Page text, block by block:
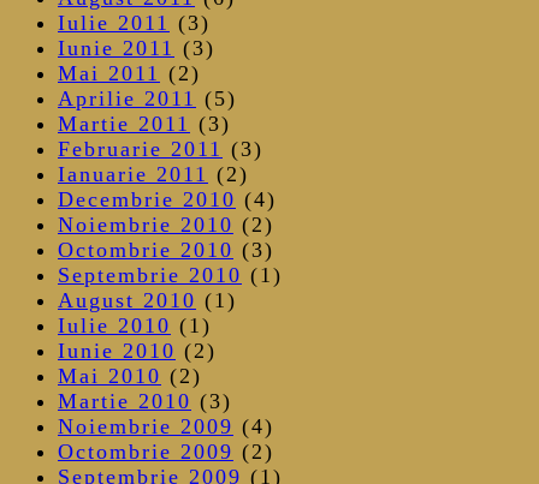
Iulie 2011 (3)
Iunie 2011 (3)
Mai 2011 (2)
Aprilie 2011 (5)
Martie 2011 (3)
Februarie 2011 (3)
Ianuarie 2011 (2)
Decembrie 2010 (4)
Noiembrie 2010 (2)
Octombrie 2010 (3)
Septembrie 2010 (1)
August 2010 (1)
Iulie 2010 (1)
Iunie 2010 (2)
Mai 2010 (2)
Martie 2010 (3)
Noiembrie 2009 (4)
Octombrie 2009 (2)
Septembrie 2009 (1)